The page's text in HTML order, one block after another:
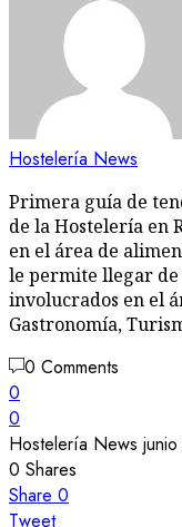
Hostelería News
Primera guía de
de la Hostelería en
en el área de
le permite llegar de
involucrados en el
Gastronomía,
0 Comments
0
0
Hostelería News
0 Shares
Share 0
Tweet